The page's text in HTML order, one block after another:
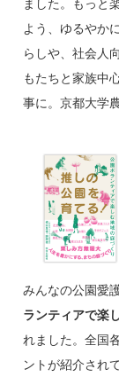
よう、ゆるやか
らしや、社会人
もたちと家族中
事に。京都大学
みんなの公園愛
ランティアで楽
れました。全国
ントが紹介され